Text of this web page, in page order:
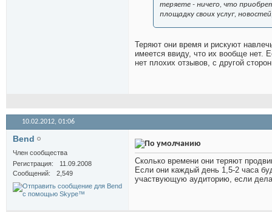
теряете - ничего, что
площадку своих услуг,
Теряют они время и рискуют
имеется ввиду, что их вообще нет.
нет плохих отзывов, с другой
10.02.2012, 01:06
Bend
Член сообщества
Регистрация
11.09.2008
Сообщений
2,549
Сколько времени они теряют
Если они каждый день 1,5-2 часа
участвующую аудиторию, если